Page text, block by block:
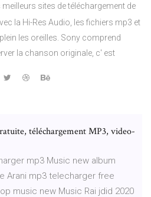
sites de téléchargement de
la Hi-Res Audio, les fichiers mp3 et
les oreilles. Sony comprend
la chanson originale, c' est
téléchargement MP3, video-
mp3 Music new album
Arani mp3 telecharger free
music new Music Rai jdid 2020